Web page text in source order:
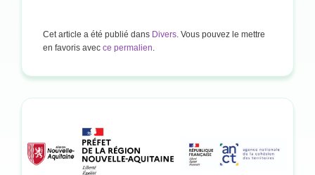
Cet article a été publié dans Divers. Vous pouvez le mettre
en favoris avec ce permalien.